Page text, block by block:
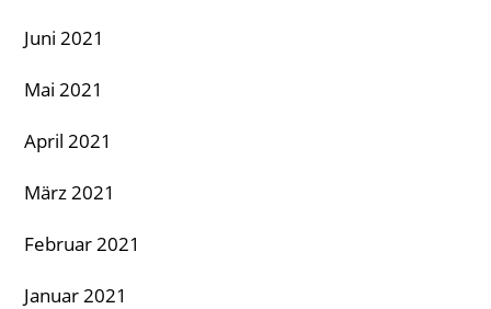
Juni 2021
Mai 2021
April 2021
März 2021
Februar 2021
Januar 2021